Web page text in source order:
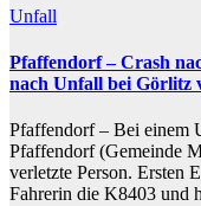
Unfall
Pfaffendorf – Crash
nach Unfall bei Görlitz
Pfaffendorf – Bei einem
Pfaffendorf (Gemeinde
verletzte Person. Ersten
Fahrerin die K8403 und